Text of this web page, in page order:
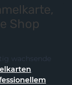
Shop
wachsende
,